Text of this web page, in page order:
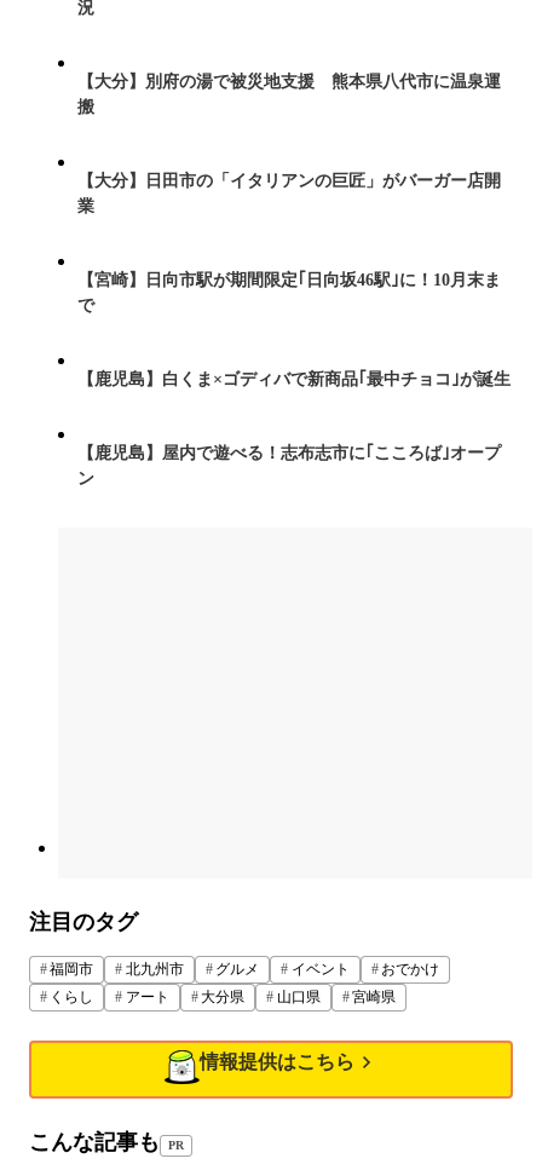
況
【大分】別府の湯で被災地支援 熊本県八代市に温泉運
搬
【大分】日田市の「イタリアンの巨匠」がバーガー店開
業
【宮崎】日向市駅が期間限定｢日向坂46駅｣に！10月末ま
で
【鹿児島】白くま×ゴディバで新商品｢最中チョコ｣が誕生
【鹿児島】屋内で遊べる！志布志市に｢こころば｣オープ
ン
注目のタグ
福岡市 北九州市 グルメ イベント
おでかけ
くらし
アート 大分県 山口県 宮崎県
情報提供はこちら
こんな記事も PR